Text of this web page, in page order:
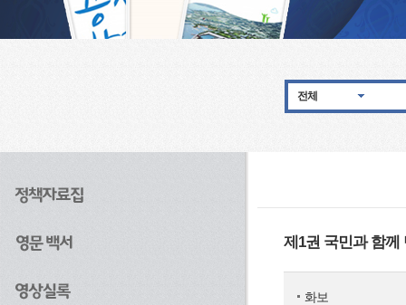
전체
제1권 국민과 함께
화보